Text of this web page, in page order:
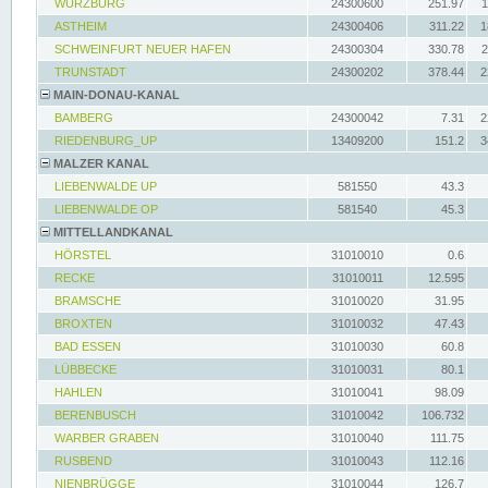
WÜRZBURG 24300600 251.97
ASTHEIM
24300406 311.22
SCHWEINFURT NEUER HAFEN
24300304 330.78
TRUNSTADT
24300202 378.44
MAIN-DONAU-KANAL
BAMBERG
24300042 7.31
RIEDENBURG_UP
13409200 151.2
MALZER KANAL
LIEBENWALDE UP
581550
43.3
LIEBENWALDE OP
581540
45.3
MITTELLANDKANAL
HÖRSTEL
31010010
0.6
RECKE
31010011
12.595
BRAMSCHE
31010020
31.95
BROXTEN
31010032
47.43
BAD ESSEN
31010030
60.8
LÜBBECKE
31010031
80.1
HAHLEN
31010041
98.09
BERENBUSCH
31010042
106.732
WARBER GRABEN
31010040
111.75
RUSBEND
31010043
112.16
NIENBRÜGGE
31010044
126.7